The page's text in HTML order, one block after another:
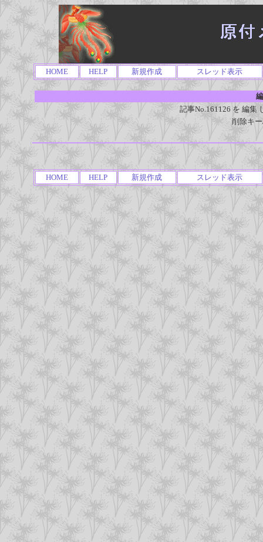
HOME HELP 新規作成 スレッド表示
記事No.161126 を 編集
削除キ
HOME HELP 新規作成 スレッド表示